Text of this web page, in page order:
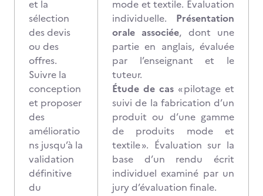
et la
sélection
des devis
ou des
offres.
Suivre la
conception
et proposer
des
amélioratio
ns jusqu’à la
validation
définitive
du
mode et textile. Évaluation
individuelle. Présentation
orale associée, dont une
partie en anglais, évaluée
par l’enseignant et le
tuteur.
Étude de cas « pilotage et
suivi de la fabrication d’un
produit ou d’une gamme
de produits mode et
textile ». Évaluation sur la
base d’un rendu écrit
individuel examiné par un
jury d’évaluation finale.